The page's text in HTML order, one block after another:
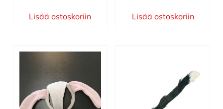
Lisää ostoskoriin Lisää ostoskoriin